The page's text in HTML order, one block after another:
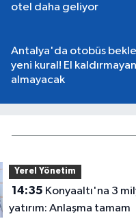
otel daha geliyor
Antalya'da otobüs
yeni kural! El
almayacak
Yerel Yönetim
14:35
yatırım: Anlaşma tamam